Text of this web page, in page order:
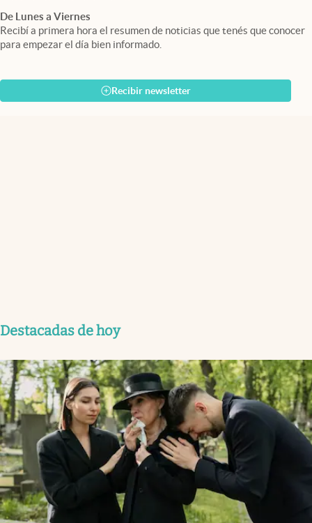
De Lunes a Viernes
Recibí a primera hora el resumen de noticias que tenés que conocer
para empezar el día bien informado.
Recibir newsletter
Destacadas de hoy